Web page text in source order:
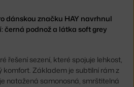
dánskou značku HAY navrhnul
černá podnož a látka soft grey
řešení sezení, které spojuje lehkost,
komfort. Základem je subtilní rám z
natažená samonosná, smrštitelná